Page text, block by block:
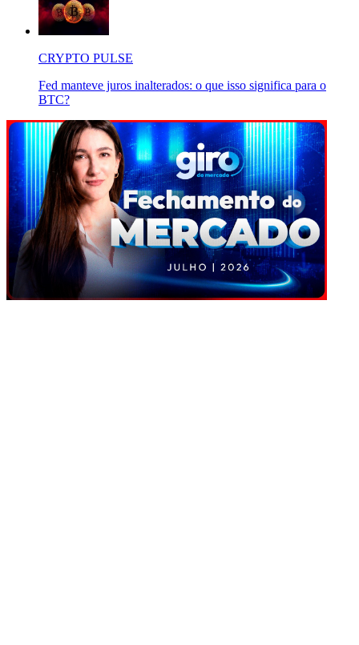
CRYPTO PULSE
Fed manteve juros inalterados: o que isso significa para o
BTC?